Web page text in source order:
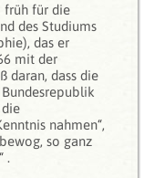
früh für die
des Studiums
das er
mit der
daran, dass die
nahmen“,
so ganz
.